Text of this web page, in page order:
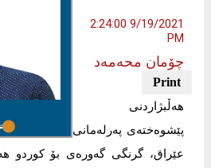
9/19/2021 2:24:00
PM
چۆمان محەمەد
هەڵبژاردنی
پێشوەختەی پەرلەمانی
عێراق، گرنگی گەورەی بۆ كوردو